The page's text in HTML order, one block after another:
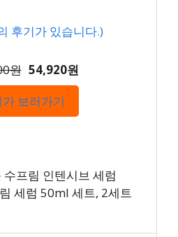
후기가 있습니다.)
원 54,920원
보러가기
프림 인텐시브 세럼
세럼 50ml 세트, 2세트